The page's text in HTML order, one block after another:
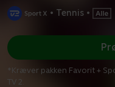
• Tennis •
*Kræver pakken Favorit +
TV 2.